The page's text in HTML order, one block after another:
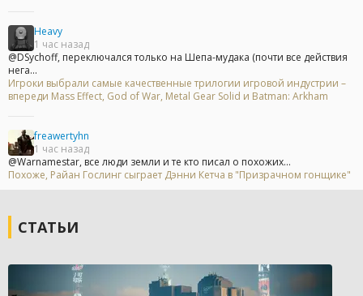
Heavy
1 час назад
@DSychoff, переключался только на Шепа-мудака (почти все действия
нега...
Игроки выбрали самые качественные трилогии игровой индустрии –
впереди Mass Effect, God of War, Metal Gear Solid и Batman: Arkham
freawertyhn
1 час назад
@Warnamestar, все люди земли и те кто писал о похожих...
Похоже, Райан Гослинг сыграет Дэнни Кетча в "Призрачном гонщике"
СТАТЬИ